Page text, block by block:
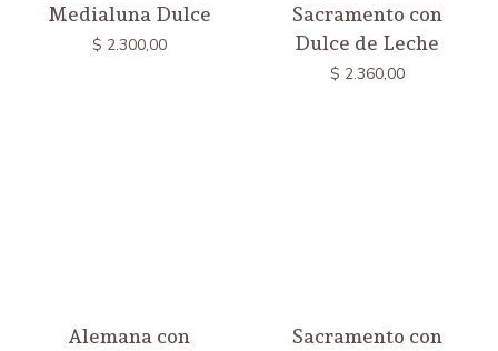
Medialuna Dulce
$ 2.300,00
Sacramento con
Dulce de Leche
$ 2.360,00
Alemana con
Sacramento con